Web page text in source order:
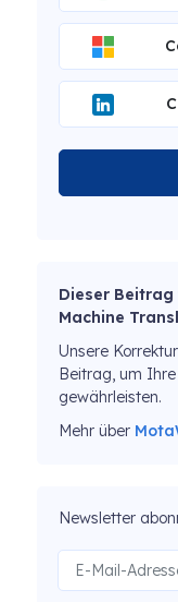
Dieser
Machine
Unsere
Beitrag, um
gewährleisten.
Mehr über
Newsletter